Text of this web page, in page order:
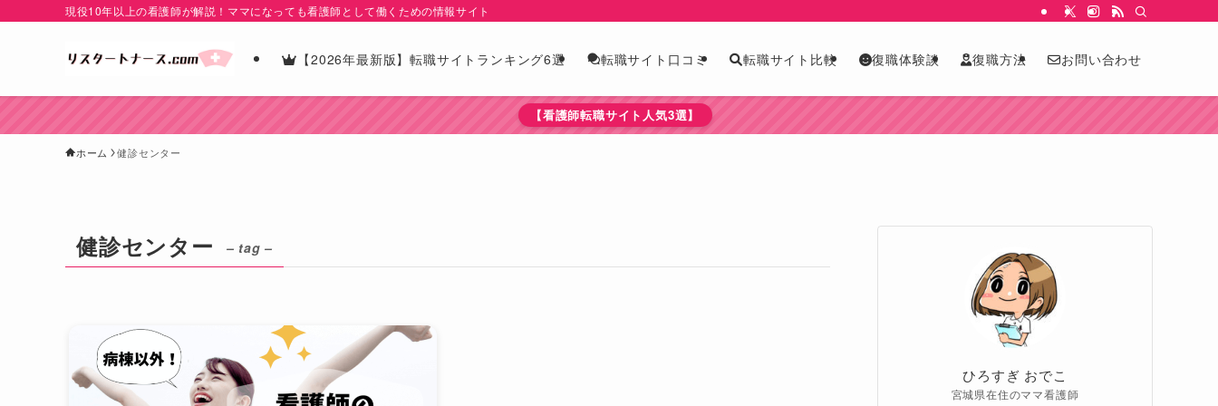
現役10年以上の看護師が解説！ママになっても看護師として働くための情報サイト
【2026年最新版】転職サイトランキング6選 転職サイト口コミ 転職サイト比較 復職体験談 復職方法 お問い合わせ
【看護師転職サイト人気3選】
ホーム 健診センター
健診センター – tag –
ひろすぎ おでこ
宮城県在住のママ看護師